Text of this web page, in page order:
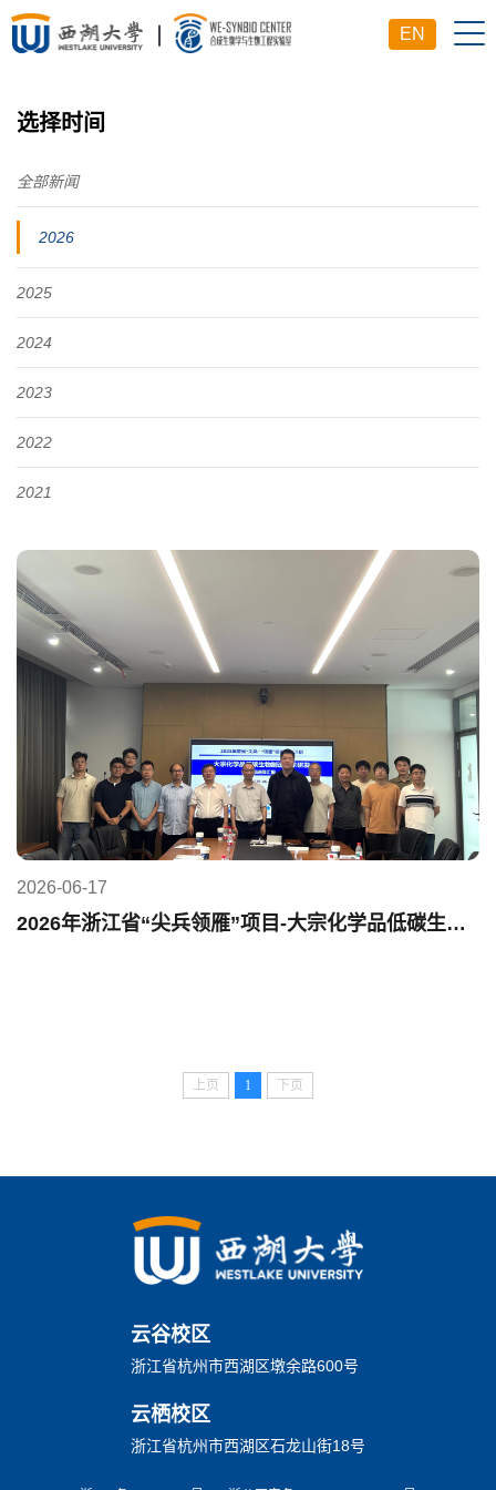
EN
选择时间
全部新闻
2026
2025
2024
2023
2022
2021
2026-06-17
2026年浙江省“尖兵领雁”项目-大宗化学品低碳生物制造项目进展会议顺利召开
上页 1 下页
云谷校区
浙江省杭州市西湖区墩余路600号
云栖校区
浙江省杭州市西湖区石龙山街18号